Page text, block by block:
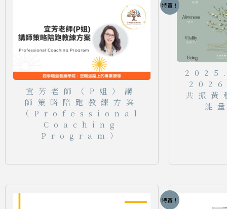
宜芳老師（P姐）講
師策略陪跑教練方案
（Professional
Coaching
Program）
特賣！
共振黃
能
特賣！